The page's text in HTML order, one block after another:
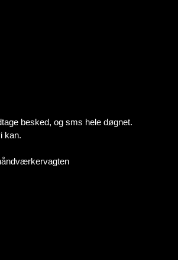
besked, og sms hele døgnet.
kan.